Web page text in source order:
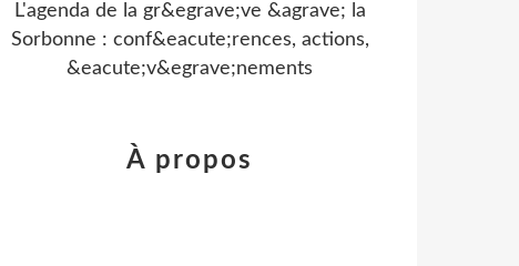
L'agenda de la gr&egrave;ve &agrave; la
Sorbonne : conf&eacute;rences, actions,
&eacute;v&egrave;nements
À propos